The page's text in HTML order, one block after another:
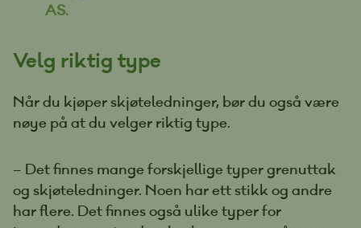
AS.
Velg riktig type
Når du kjøper skjøteledninger, bør du også være
nøye på at du velger riktig type.
– Det finnes mange forskjellige typer grenuttak
og skjøteledninger. Noen har ett stikk og andre
har flere. Det finnes også ulike typer for